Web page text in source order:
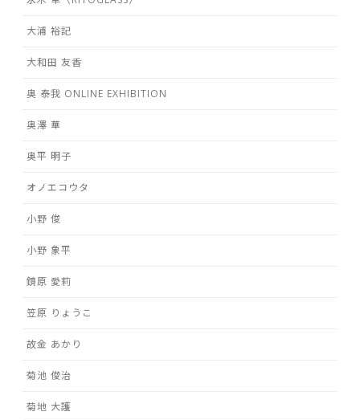
大浦 裕記
大和田 友香
奥 泰我 ONLINE EXHIBITION
奥澤 華
奥平 明子
オノエコウタ
小野 俊
小野 象平
鏡原 愛莉
笠原 りょうこ
故金 あかり
菊池 俊治
菊地 大護